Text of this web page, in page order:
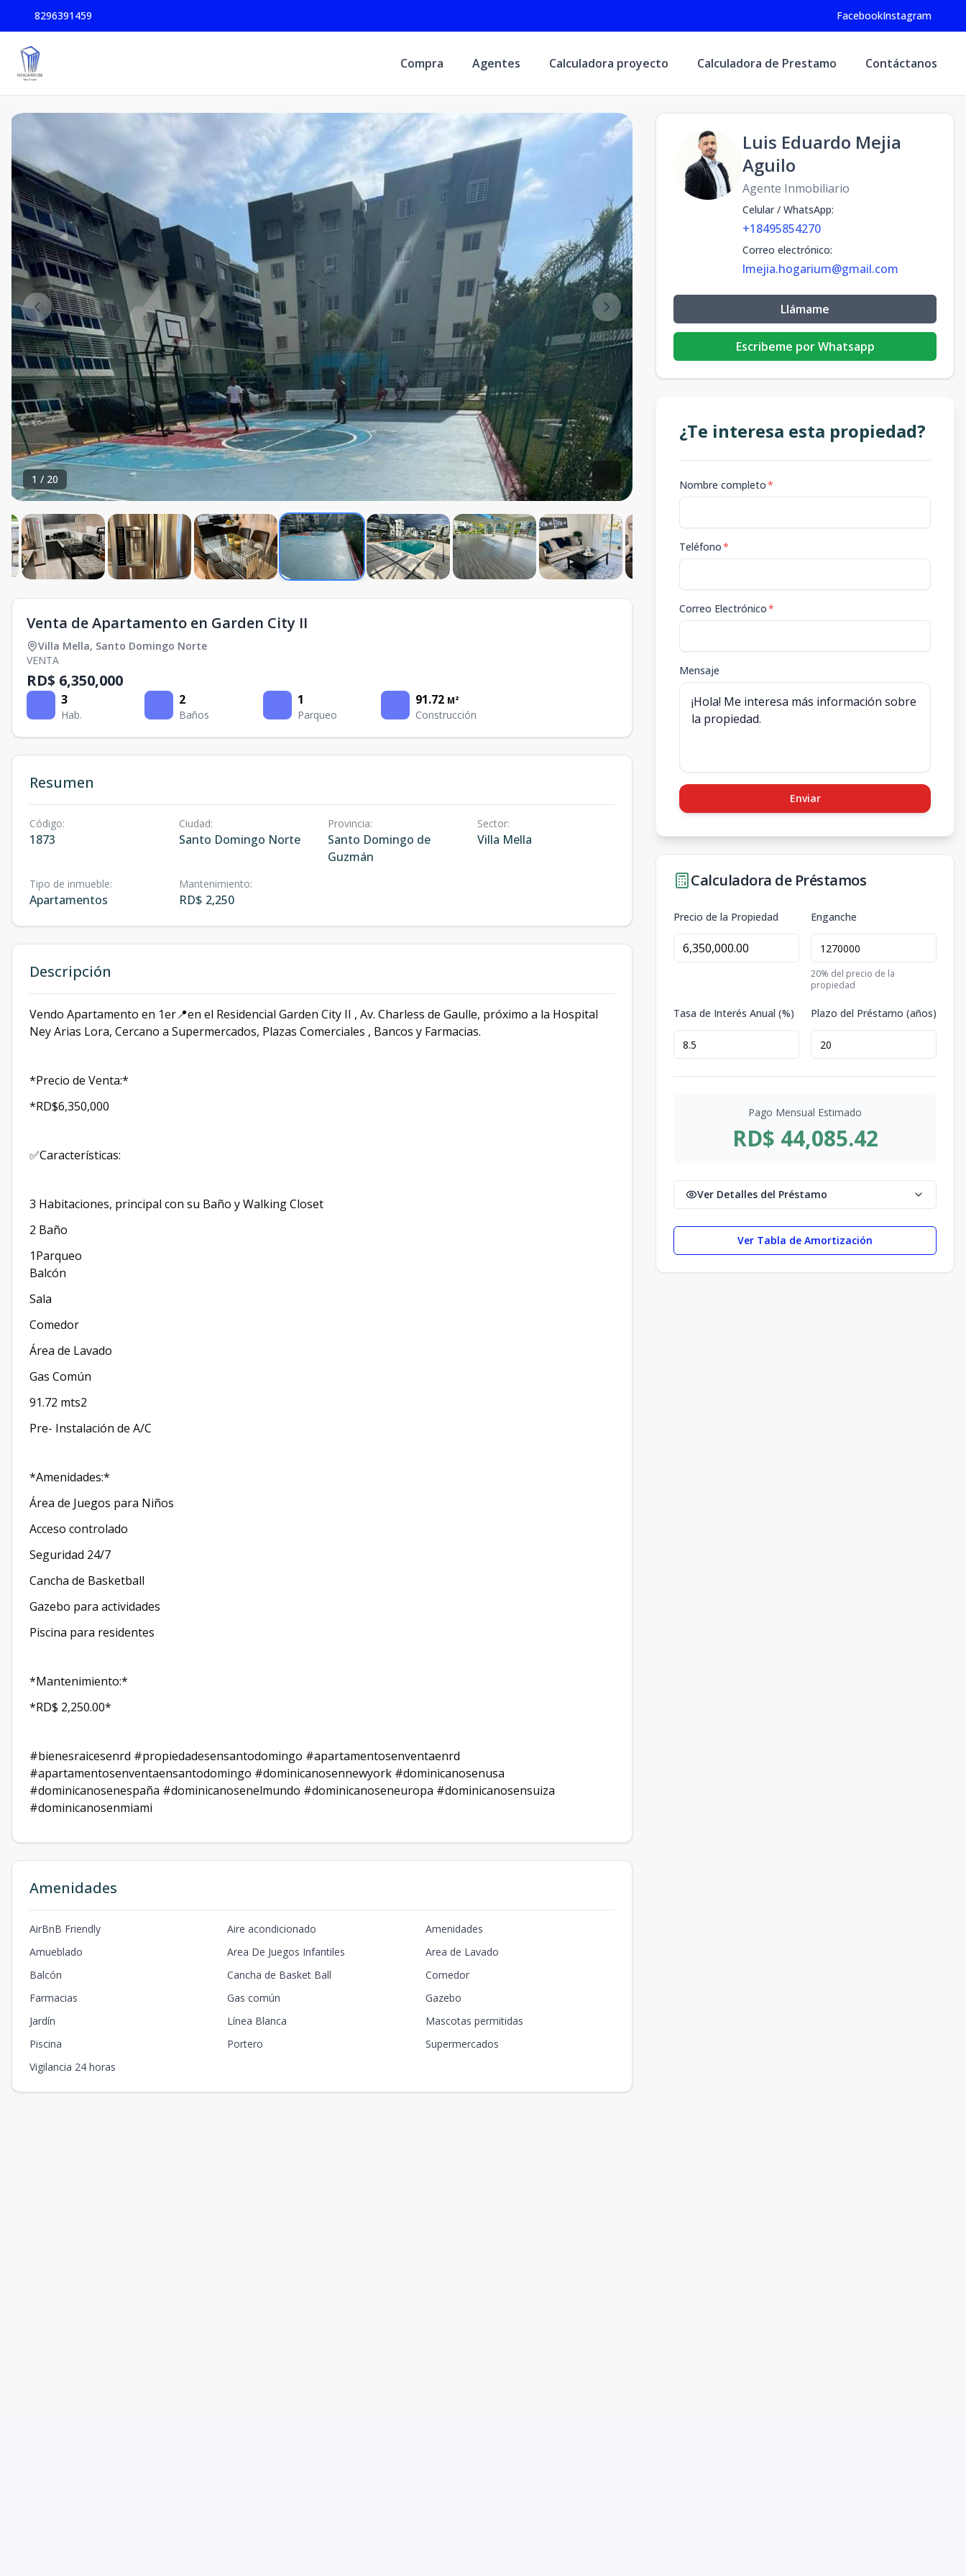
8296391459 FacebookInstagram
Compra Agentes Calculadora proyecto Calculadora de Prestamo Contáctanos
1 / 20
Venta de Apartamento en Garden City II
Villa Mella, Santo Domingo Norte
VENTA
RD$ 6,350,000
3
Hab.
2
Baños
1
Parqueo
91.72 M²
Construcción
Resumen
Código:
1873
Ciudad:
Santo Domingo Norte
Provincia:
Santo Domingo de
Guzmán
Sector:
Villa Mella
Tipo de inmueble:
Apartamentos
Mantenimiento:
RD$ 2,250
Descripción
Vendo Apartamento en 1er📍en el Residencial Garden City II , Av. Charless de Gaulle, próximo a la Hospital
Ney Arias Lora, Cercano a Supermercados, Plazas Comerciales , Bancos y Farmacias.
*Precio de Venta:*
*RD$6,350,000
✅Características:
3 Habitaciones, principal con su Baño y Walking Closet
2 Baño
1Parqueo
Balcón
Sala
Comedor
Área de Lavado
Gas Común
91.72 mts2
Pre- Instalación de A/C
*Amenidades:*
Área de Juegos para Niños
Acceso controlado
Seguridad 24/7
Cancha de Basketball
Gazebo para actividades
Piscina para residentes
*Mantenimiento:*
*RD$ 2,250.00*
#bienesraicesenrd #propiedadesensantodomingo #apartamentosenventaenrd
#apartamentosenventaensantodomingo #dominicanosennewyork #dominicanosenusa
#dominicanosenespaña #dominicanosenelmundo #dominicanoseneuropa #dominicanosensuiza
#dominicanosenmiami
Amenidades
AirBnB Friendly Aire acondicionado
Amenidades
Amueblado
Area De Juegos Infantiles
Area de Lavado
Balcón
Cancha de Basket Ball
Comedor
Farmacias
Gas común
Gazebo
Jardín
Línea Blanca
Mascotas permitidas
Piscina
Portero
Supermercados
Vigilancia 24 horas
Luis Eduardo Mejia
Aguilo
Agente Inmobiliario
Celular / WhatsApp:
+18495854270
Correo electrónico:
lmejia.hogarium@gmail.com
Llámame
Escribeme por Whatsapp
¿Te interesa esta propiedad?
Nombre completo*
Teléfono*
Correo Electrónico*
Mensaje
Enviar
Calculadora de Préstamos
Precio de la Propiedad Enganche
20% del precio de la
propiedad
Tasa de Interés Anual (%) Plazo del Préstamo (años)
Pago Mensual Estimado
RD$ 44,085.42
Ver Detalles del Préstamo
Ver Tabla de Amortización